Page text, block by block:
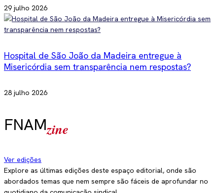
29 julho 2026
Hospital de São João da Madeira entregue à
Misericórdia sem transparência nem respostas?
28 julho 2026
FNAMzine
Ver edições
Explore as últimas edições deste espaço editorial, onde são
abordados temas que nem sempre são fáceis de aprofundar no